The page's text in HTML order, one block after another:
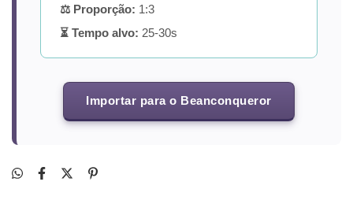
⚖ Proporção: 1:3
⏳ Tempo alvo: 25-30s
Importar para o Beanconqueror